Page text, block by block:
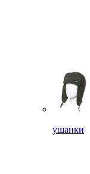
ушанки